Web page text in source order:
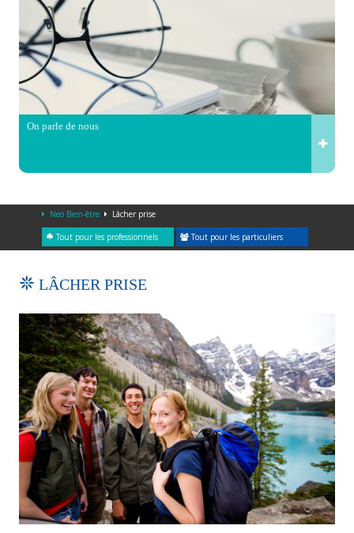
On parle de nous
Neo Bien-être Lâcher prise
Tout pour les professionnels Tout pour les particuliers
LÂCHER PRISE